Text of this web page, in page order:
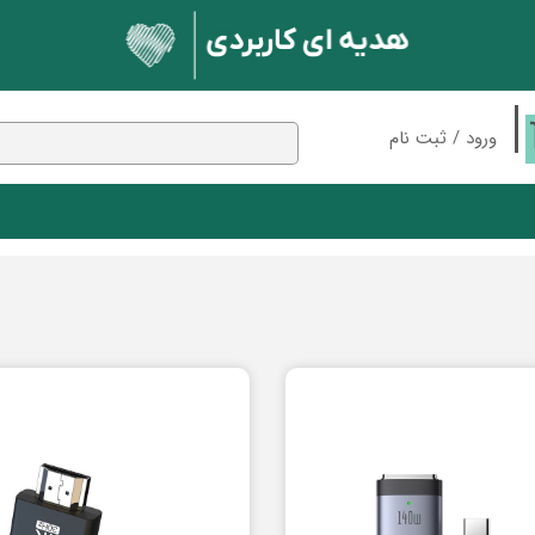
ورود / ثبت نام
کابل